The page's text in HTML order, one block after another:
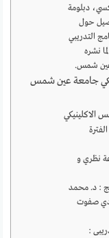
دبلومة
حول
التدريبي
نشره
عين شمس.
جامعة عين شمس
الاكلينيكي
ف الفترة
: 180 ساعة نظري و
: د. محمد
صفوت
: